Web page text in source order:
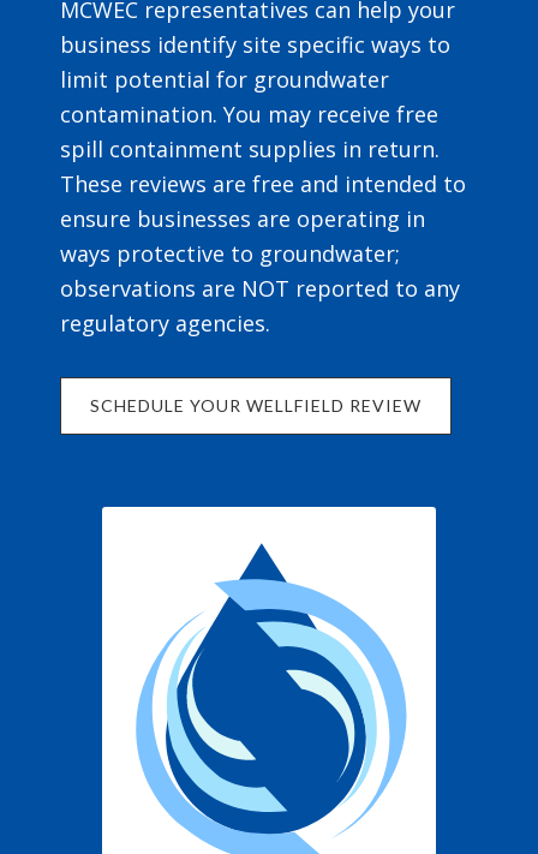
MCWEC representatives can help your
business identify site specific ways to
limit potential for groundwater
contamination. You may receive free
spill containment supplies in return.
These reviews are free and intended to
ensure businesses are operating in
ways protective to groundwater;
observations are NOT reported to any
regulatory agencies.
SCHEDULE YOUR WELLFIELD REVIEW